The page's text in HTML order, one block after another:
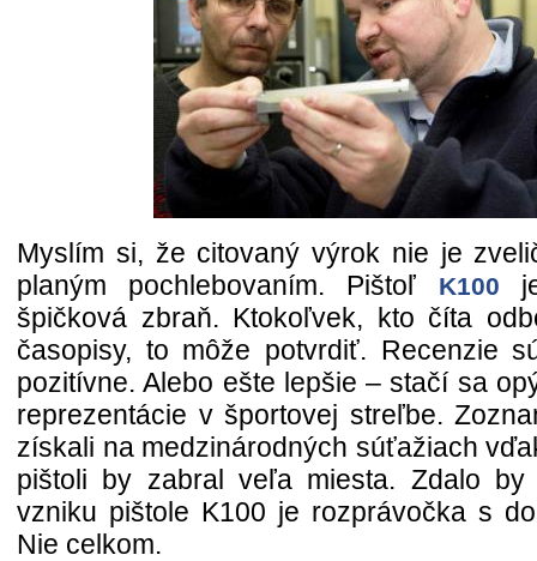
Myslím si, že citovaný výrok nie je
planým pochlebovaním. Pištoľ
K100
špičková zbraň. Ktokoľvek, kto číta
časopisy, to môže potvrdiť. Recenzie
pozitívne. Alebo ešte lepšie – stačí sa
reprezentácie v športovej streľbe.
získali na medzinárodných súťažiach
pištoli by zabral veľa miesta. Zdalo
vzniku pištole K100 je rozprávočka s
Nie celkom.